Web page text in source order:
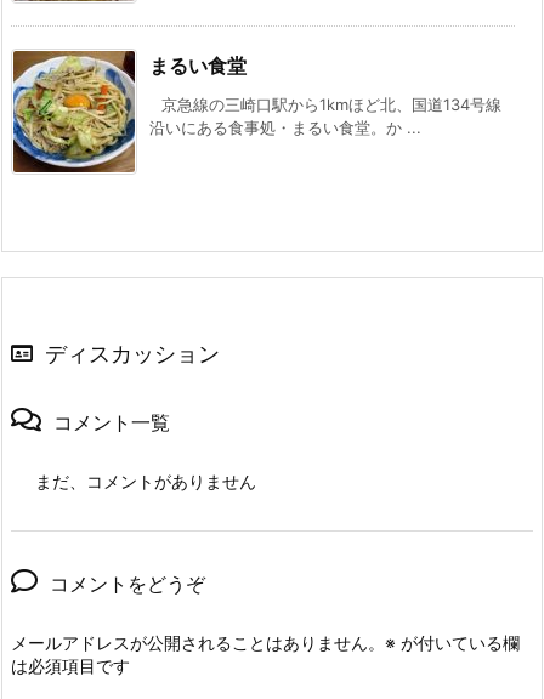
まるい食堂
京急線の三崎口駅から1kmほど北、国道134号線
沿いにある食事処・まるい食堂。か ...
ディスカッション
コメント一覧
まだ、コメントがありません
コメントをどうぞ
メールアドレスが公開されることはありません。 ※ が付いている欄
は必須項目です